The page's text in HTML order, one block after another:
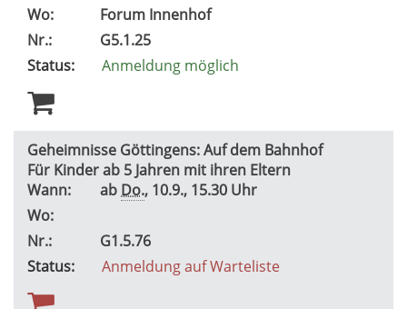
Wo:
Forum Innenhof
Nr.:
G5.1.25
Status:
Anmeldung möglich
Geheimnisse Göttingens: Auf dem Bahnhof
Für Kinder ab 5 Jahren mit ihren Eltern
Wann:
ab Do., 10.9., 15.30 Uhr
Wo:
Nr.:
G1.5.76
Status:
Anmeldung auf Warteliste